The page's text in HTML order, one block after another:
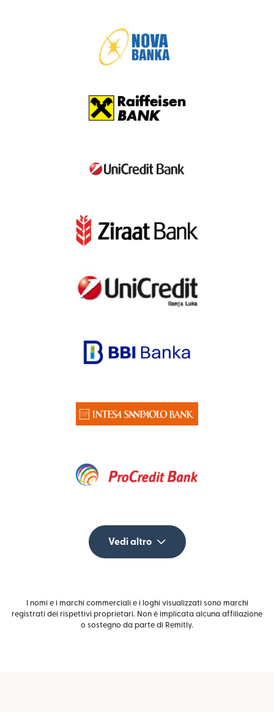
Vedi altro
I nomi e i marchi commerciali e i loghi visualizzati sono marchi
registrati dei rispettivi proprietari. Non è implicata alcuna affiliazione
o sostegno da parte di Remitly.